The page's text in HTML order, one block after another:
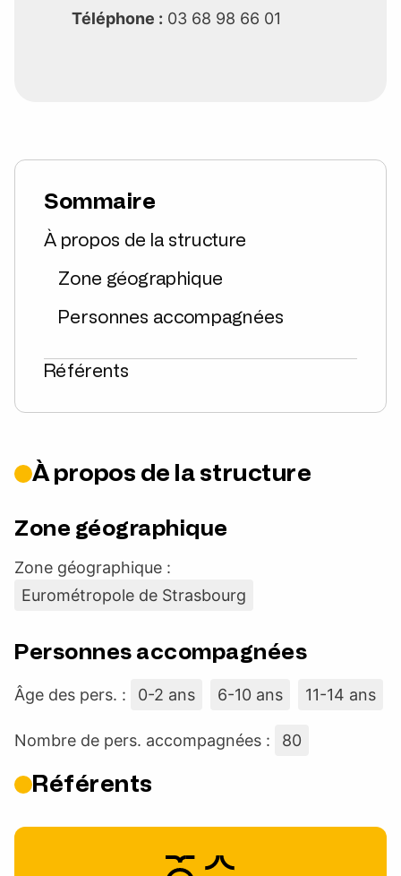
Téléphone : 03 68 98 66 01
Sommaire
À propos de la structure
Zone géographique
Personnes accompagnées
Référents
À propos de la structure
Zone géographique
Zone géographique :
Eurométropole de Strasbourg
Personnes accompagnées
Âge des pers. : 0-2 ans 6-10 ans 11-14 ans
Nombre de pers. accompagnées : 80
Référents